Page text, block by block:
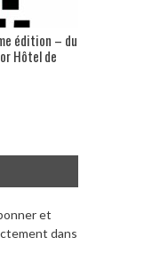
édition – du
Hôtel de
et
dans